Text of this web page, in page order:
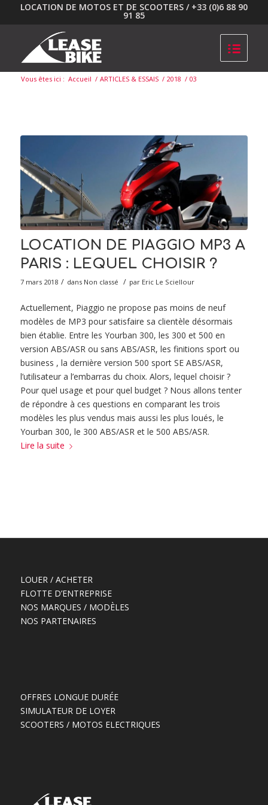
LOCATION DE MOTOS ET DE SCOOTERS / +33 (0)6 88 90
91 85
Vous êtes ici : Accueil / ARTICLES & ESSAIS / 2018 / 03
LOCATION DE PIAGGIO MP3 A
PARIS : LEQUEL CHOISIR ?
7 mars 2018 / dans Non classé / par Eric Le Sciellour
Actuellement, Piaggio ne propose pas moins de neuf
modèles de MP3 pour satisfaire sa clientèle désormais
bien établie. Entre les Yourban 300, les 300 et 500 en
version ABS/ASR ou sans ABS/ASR, les finitions sport ou
business , la dernière version 500 sport SE ABS/ASR,
l’utilisateur a l’embarras du choix. Alors, lequel choisir ?
Pour quel usage et pour quel budget ? Nous allons tenter
de répondre à ces questions en comparant les trois
modèles les plus vendus mais aussi les plus loués, le
Yourban 300, le 300 ABS/ASR et le 500 ABS/ASR.
Lire la suite
LOUER / ACHETER
FLOTTE D’ENTREPRISE
NOS MARQUES / MODÈLES
NOS PARTENAIRES
OFFRES LONGUE DURÉE
SIMULATEUR DE LOYER
SCOOTERS / MOTOS ELECTRIQUES